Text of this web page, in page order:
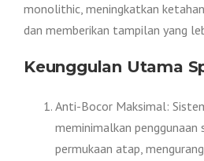
monolithic, meningkatkan
dan memberikan tampilan yang
Keunggulan Utama
Anti-Bocor Maksimal:
meminimalkan penggunaan
permukaan atap,